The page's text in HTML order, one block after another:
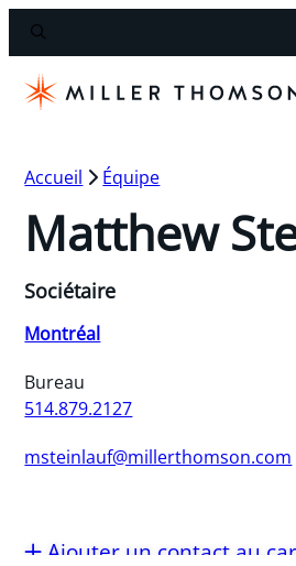
Accueil Équipe
Matthew
Sociétaire
Montréal
Bureau
514.879.2127
msteinlauf@millerthomson.com
Ajouter un contact au